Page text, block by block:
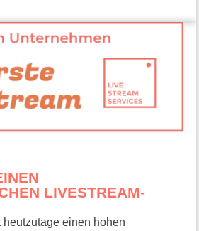
LIVESTREAM-
heutzutage einen hohen